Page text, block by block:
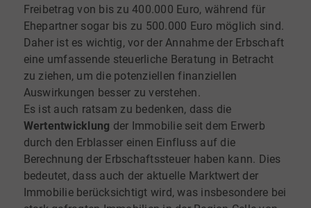
Freibetrag von bis zu 400.000 Euro, während für
Ehepartner sogar bis zu 500.000 Euro möglich sind.
Daher ist es wichtig, vor der Annahme der Erbschaft
eine umfassende steuerliche Beratung in Betracht
zu ziehen, um die potenziellen finanziellen
Auswirkungen besser zu verstehen.
Es ist auch ratsam zu bedenken, dass die
Wertentwicklung der Immobilie seit dem Erwerb
durch den Erblasser einen Einfluss auf die
Berechnung der Erbschaftssteuer haben kann. Dies
bedeutet, dass auch der aktuelle Marktwert der
Immobilie berücksichtigt wird, was insbesondere bei